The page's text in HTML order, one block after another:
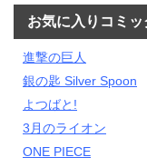
お気に入りコミ
進撃の巨人
銀の匙 Silver Spoon
よつばと!
3月のライオン
ONE PIECE